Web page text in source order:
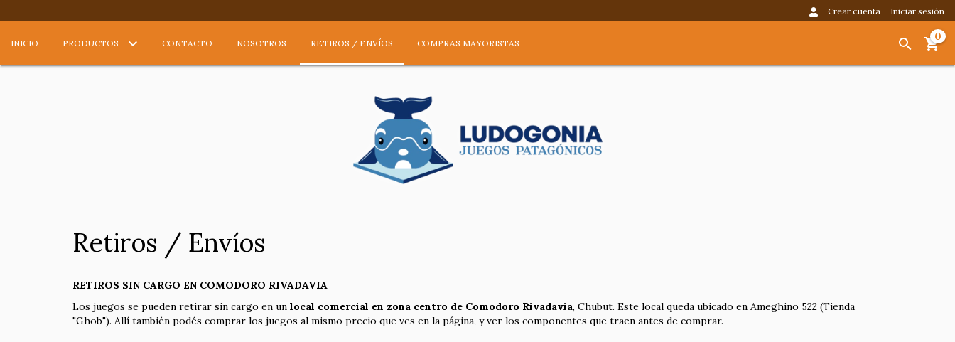
Crear cuenta Iniciar sesión
INICIO PRODUCTOS CONTACTO NOSOTROS RETIROS / ENVÍOS COMPRAS MAYORISTAS
0
Retiros / Envíos
RETIROS SIN CARGO EN COMODORO RIVADAVIA
Los juegos se pueden retirar sin cargo en un local comercial en zona centro de Comodoro Rivadavia, Chubut. Este local queda ubicado en Ameghino 522 (Tienda
"Ghob"). Allí también podés comprar los juegos al mismo precio que ves en la página, y ver los componentes que traen antes de comprar.